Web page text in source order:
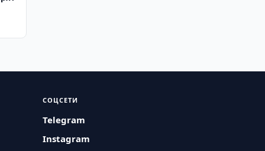
СОЦСЕТИ
Telegram
Instagram